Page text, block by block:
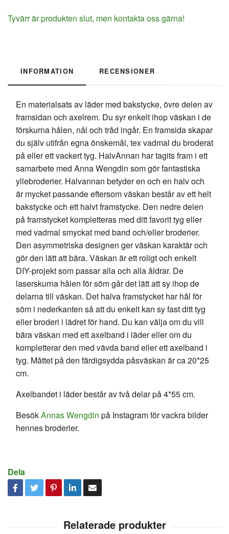
Tyvärr är produkten slut, men kontakta oss gärna!
INFORMATION RECENSIONER
En materialsats av läder med bakstycke, övre delen av
framsidan och axelrem. Du syr enkelt ihop väskan i de
förskurna hålen, nål och tråd ingår. En framsida skapar
du själv utifrån egna önskemål, tex vadmal du broderat
på eller ett vackert tyg. HalvAnnan har tagits fram i ett
samarbete med Anna Wengdin som gör fantastiska
yllebroderier. Halvannan betyder en och en halv och
är mycket passande eftersom väskan består av ett helt
bakstycke och ett halvt framstycke. Den nedre delen
på framstycket kompletteras med ditt favorit tyg eller
med vadmal smyckat med band och/eller broderier.
Den asymmetriska designen ger väskan karaktär och
gör den lätt att bära. Väskan är ett roligt och enkelt
DIY-projekt som passar alla och alla åldrar. De
laserskurna hålen för söm går det lätt att sy ihop de
delarna till väskan. Det halva framstycket har hål för
söm i nederkanten så att du enkelt kan sy fast ditt tyg
eller broderi i lädret för hand. Du kan välja om du vill
bära väskan med ett axelband i läder eller om du
kompletterar den med vävda band eller ett axelband i
tyg. Måttet på den färdigsydda påsväskan är ca 20*25
cm.
Axelbandet i läder består av två delar på 4*55 cm.
BesökAnnas Wengdin på Instagram för vackra bilder
hennes broderier.
Dela